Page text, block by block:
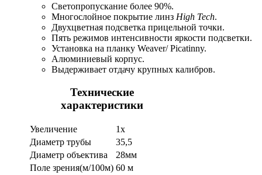
Светопропускание более 90%.
Многослойное покрытие линз High Tech.
Двухцветная подсветка прицельной точки.
Пять режимов интенсивности яркости подсветки.
Установка на планку Weaver/ Picatinny.
Алюминиевый корпус.
Выдерживает отдачу крупных калибров.
Технические
характеристики
Увеличение
1х
Диаметр трубы
35,5
Диаметр объектива
28мм
Поле зрения(м/100м) 60 м